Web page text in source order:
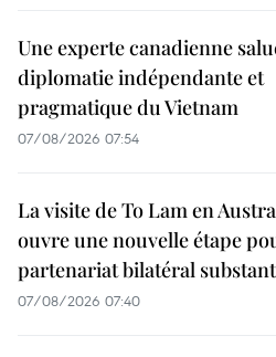
Une experte canadienne
diplomatie indépendante et
pragmatique du Vietnam
07/08/2026 07:54
La visite de To Lam en
ouvre une nouvelle étape
partenariat bilatéral
07/08/2026 07:40